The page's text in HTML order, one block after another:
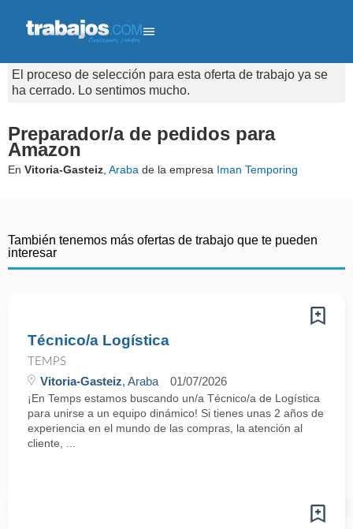
El proceso de selección para esta oferta de trabajo ya se
ha cerrado. Lo sentimos mucho.
Preparador/a de pedidos para
Amazon
En Vitoria-Gasteiz Araba de la empresa Iman Temporing
También tenemos más ofertas de trabajo que te pueden
interesar
Técnico/a Logística
TEMPS
Vitoria-Gasteiz, Araba 01/07/2026
¡En Temps estamos buscando un/a Técnico/a de Logística
para unirse a un equipo dinámico! Si tienes unas 2 años de
experiencia en el mundo de las compras, la atención al
cliente, ...